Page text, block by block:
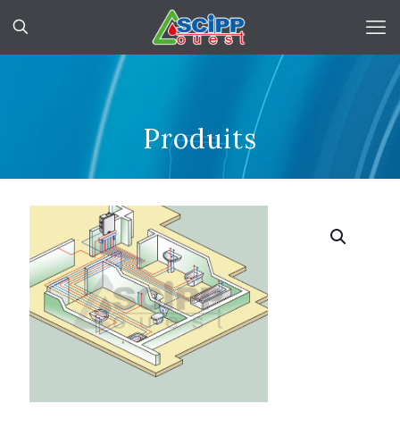
Produits